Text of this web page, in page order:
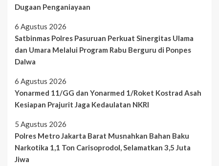
Dugaan Penganiayaan
6 Agustus 2026
Satbinmas Polres Pasuruan Perkuat Sinergitas Ulama
dan Umara Melalui Program Rabu Berguru di Ponpes
Dalwa
6 Agustus 2026
Yonarmed 11/GG dan Yonarmed 1/Roket Kostrad Asah
Kesiapan Prajurit Jaga Kedaulatan NKRI
5 Agustus 2026
Polres Metro Jakarta Barat Musnahkan Bahan Baku
Narkotika 1,1 Ton Carisoprodol, Selamatkan 3,5 Juta
Jiwa